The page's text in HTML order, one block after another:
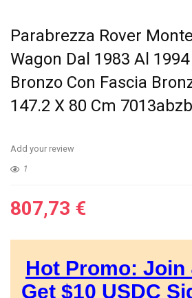
Parabrezza Rover
Wagon Dal 1983 Al
Bronzo Con Fascia
147.2 X 80 Cm
Add your review
1
807,73 €